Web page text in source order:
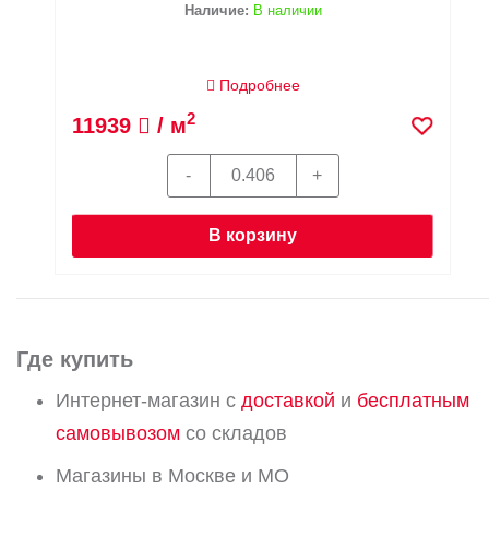
Наличие: В наличии
Подробнее
11939 / м2
В корзину
Где купить
Интернет-магазин с доставкой и бесплатным
самовывозом со складов
Магазины в Москве и МО